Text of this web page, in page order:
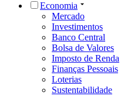
Economia
Mercado
Investimentos
Banco Central
Bolsa de Valores
Imposto de Renda
Finanças Pessoais
Loterias
Sustentabilidade